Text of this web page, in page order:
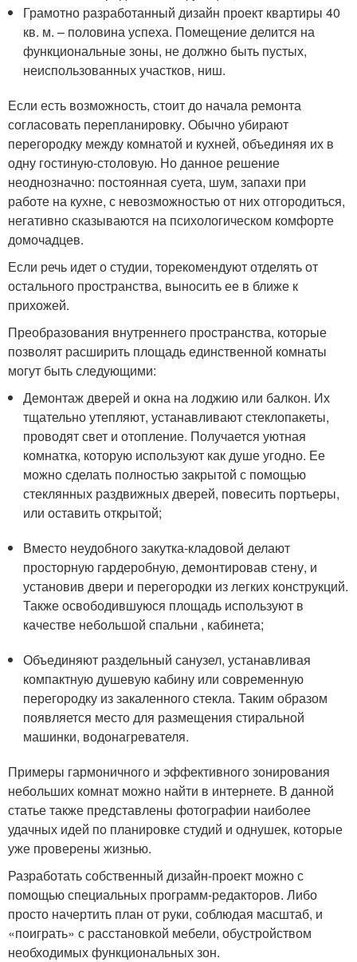
Грамотно разработанный дизайн проект квартиры 40
кв. м. – половина успеха. Помещение делится на
функциональные зоны, не должно быть пустых,
неиспользованных участков, ниш.
Если есть возможность, стоит до начала ремонта
согласовать перепланировку. Обычно убирают
перегородку между комнатой и кухней, объединяя их в
одну гостиную-столовую. Но данное решение
неоднозначно: постоянная суета, шум, запахи при
работе на кухне, с невозможностью от них отгородиться,
негативно сказываются на психологическом комфорте
домочадцев.
Если речь идет о студии, торекомендуют отделять от
остального пространства, выносить ее в ближе к
прихожей.
Преобразования внутреннего пространства, которые
позволят расширить площадь единственной комнаты
могут быть следующими:
Демонтаж дверей и окна на лоджию или балкон. Их
тщательно утепляют, устанавливают стеклопакеты,
проводят свет и отопление. Получается уютная
комнатка, которую используют как душе угодно. Ее
можно сделать полностью закрытой с помощью
стеклянных раздвижных дверей, повесить портьеры,
или оставить открытой;
Вместо неудобного закутка-кладовой делают
просторную гардеробную, демонтировав стену, и
установив двери и перегородки из легких конструкций.
Также освободившуюся площадь используют в
качестве небольшой спальни , кабинета;
Объединяют раздельный санузел, устанавливая
компактную душевую кабину или современную
перегородку из закаленного стекла. Таким образом
появляется место для размещения стиральной
машинки, водонагревателя.
Примеры гармоничного и эффективного зонирования
небольших комнат можно найти в интернете. В данной
статье также представлены фотографии наиболее
удачных идей по планировке студий и однушек, которые
уже проверены жизнью.
Разработать собственный дизайн-проект можно с
помощью специальных программ-редакторов. Либо
просто начертить план от руки, соблюдая масштаб, и
«поиграть» с расстановкой мебели, обустройством
необходимых функциональных зон.